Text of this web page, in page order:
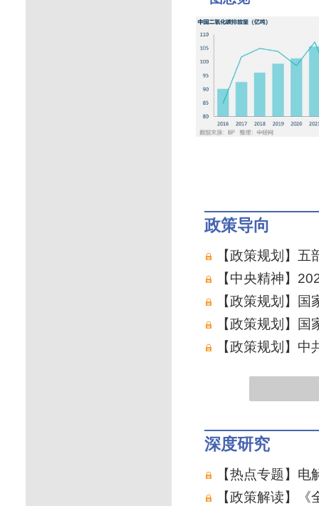
政策导向
【政策规划】
【中央精神】
【政策规划】
【政策规划】
【政策规划】
深度研究
【热点专题】
【政策解读】